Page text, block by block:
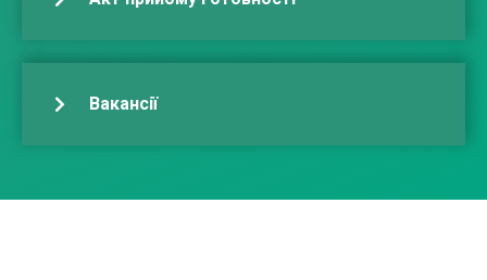
Вакансії